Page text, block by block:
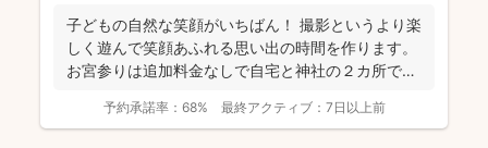
子どもの自然な笑顔がいちばん！ 撮影というより楽
しく遊んで笑顔あふれる思い出の時間を作ります。
お宮参りは追加料金なしで自宅と神社の２カ所で撮
予約承諾率： 68% 最終アクティブ： 7日以上前